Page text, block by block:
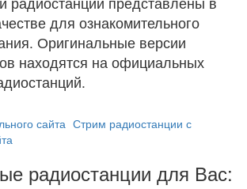
для ознакомительного
Оригинальные версии
находятся на официальных
сайта Стрим радиостанции с
радиостанции для Вас: